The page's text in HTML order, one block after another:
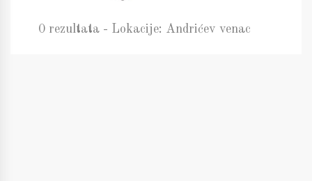
0 rezultata - Lokacije: Andrićev venac